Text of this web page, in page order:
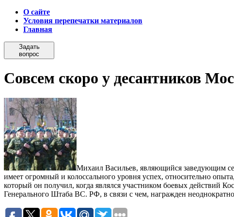
О сайте
Условия перепечатки материалов
Главная
Задать
вопрос
Совсем скоро у десантников
Михаил Васильев, являющийся заведующим
имеет огромный и колоссального уровня успех, относительно
который он получил, когда являлся участником боевых действий
Генерального Штаба ВС. РФ, в связи с чем, награжден